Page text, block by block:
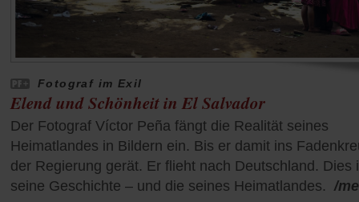
Fotograf im Exil
Elend und Schönheit in El Salvador
Der Fotograf Víctor Peña fängt die Realität seines
Heimatlandes in Bildern ein. Bis er damit ins
der Regierung gerät. Er flieht nach Deutschland. Dies
seine Geschichte – und die seines Heimatlandes. /